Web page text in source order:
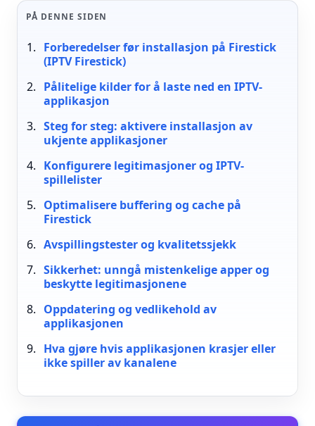
PÅ DENNE SIDEN
Forberedelser før installasjon på Firestick
(IPTV Firestick)
Pålitelige kilder for å laste ned en IPTV-
applikasjon
Steg for steg: aktivere installasjon av
ukjente applikasjoner
Konfigurere legitimasjoner og IPTV-
spillelister
Optimalisere buffering og cache på
Firestick
Avspillingstester og kvalitetssjekk
Sikkerhet: unngå mistenkelige apper og
beskytte legitimasjonene
Oppdatering og vedlikehold av
applikasjonen
Hva gjøre hvis applikasjonen krasjer eller
ikke spiller av kanalene